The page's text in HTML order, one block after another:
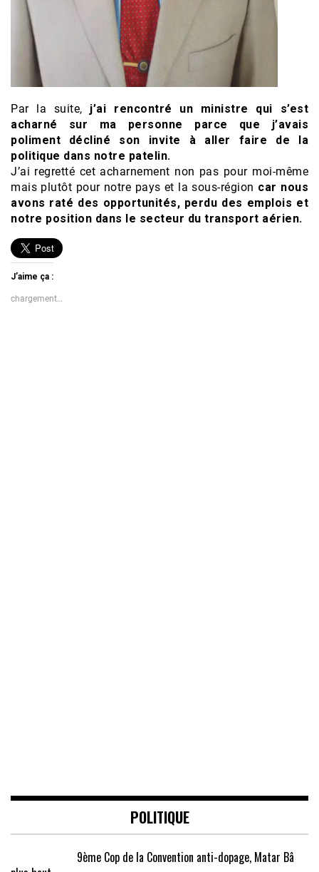
Par la suite, j’ai rencontré un ministre qui s’est
acharné sur ma personne parce que j’avais
poliment décliné son invite à aller faire de la
politique dans notre patelin.
J’ai regretté cet acharnement non pas pour moi-même
mais plutôt pour notre pays et la sous-région car nous
avons raté des opportunités, perdu des emplois et
notre position dans le secteur du transport aérien.
J’aime ça :
chargement…
POLITIQUE
9ème Cop de la Convention anti-dopage, Matar Bâ